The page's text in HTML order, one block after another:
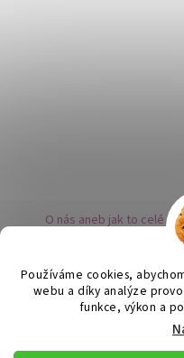
Používáme cookies,
webu a díky analýze
funkce, výkon a
O nás aneb jak to celé
Kovy a puncovní značky
Obchodní
Zpětný odběr